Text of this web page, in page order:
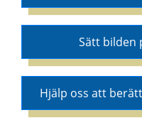
Sätt bilden
Hjälp oss att